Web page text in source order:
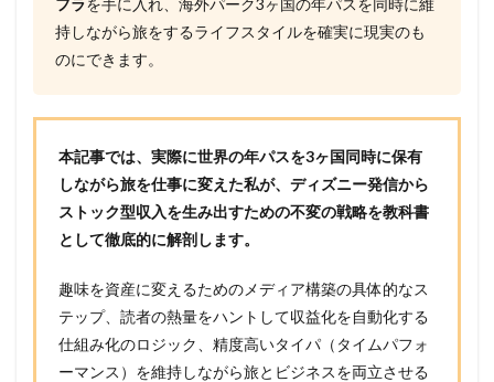
フラを手に入れ、海外パーク3ヶ国の年パスを同時に維
持しながら旅をするライフスタイルを確実に現実のも
のにできます。
本記事では、実際に世界の年パスを3ヶ国同時に保有
しながら旅を仕事に変えた私が、ディズニー発信から
ストック型収入を生み出すための不変の戦略を教科書
として徹底的に解剖します。
趣味を資産に変えるためのメディア構築の具体的なス
テップ、読者の熱量をハントして収益化を自動化する
仕組み化のロジック、精度高いタイパ（タイムパフォ
ーマンス）を維持しながら旅とビジネスを両立させる